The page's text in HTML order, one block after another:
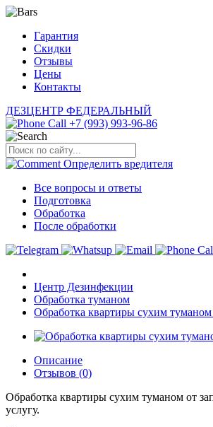
Гарантия
Скидки
Отзывы
Цены
Контакты
ДЕЗЦЕНТР ФЕДЕРАЛЬНЫЙ
+7 (993) 993-96-86
Определить вредителя
Все вопросы и ответы
Подготовка
Обработка
После обработки
Центр Дезинфекции
Обработка туманом
Обработка квартиры сухим туманом
Описание
Отзывов (0)
Обработка квартиры сухим туманом от
услугу.